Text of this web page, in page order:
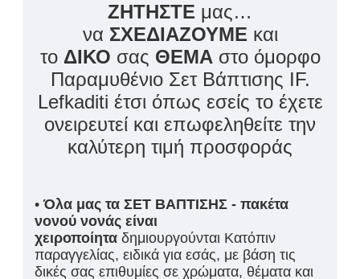
ΖΗΤΗΣΤΕ μας…
να ΣΧΕΔΙΑΖΟΥΜΕ και
το ΔΙΚΟ σας ΘΕΜΑστο όμορφο
Παραμυθένιο Σετ Βάπτισης IF.
Lefkaditi έτσι όπως εσείς το έχετε
ονειρευτεί και επωφεληθείτε την
καλύτερη τιμή προσφοράς
•Όλα μας τα ΣΕΤ ΒΑΠΤΙΣΗΣ - πακέτα
νονού νονάς είναι
χειροποίητα δημιουργούνται Κατόπιν
παραγγελίας, ειδικά για εσάς, με βάση τις
δικές σας επιθυμίες σε χρώματα, θέματα και